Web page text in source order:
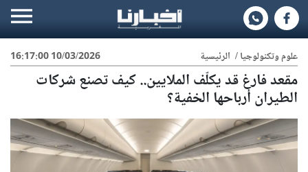
10/03/2026 16:17:00 علوم وتكنولوجيا/ الرئيسية
مقعد فارغ قد يكلّف الملايين.. كيف تصنع شركات
الطيران أرباحها الخفية؟